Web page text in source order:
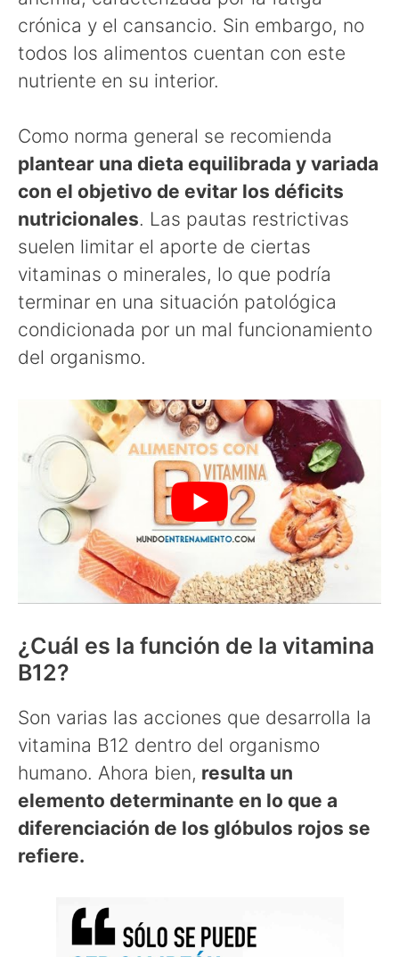
crónica y el cansancio. Sin embargo, no
todos los alimentos cuentan con este
nutriente en su interior.
Como norma general se recomienda
plantear una dieta equilibrada y variada
con el objetivo de evitar los déficits
nutricionales. Las pautas restrictivas
suelen limitar el aporte de ciertas
vitaminas o minerales, lo que podría
terminar en una situación patológica
condicionada por un mal funcionamiento
del organismo.
¿Cuál es la función de la vitamina
B12?
Son varias las acciones que desarrolla la
vitamina B12 dentro del organismo
humano. Ahora bien, resulta un
elemento determinante en lo que a
diferenciación de los glóbulos rojos se
refiere.